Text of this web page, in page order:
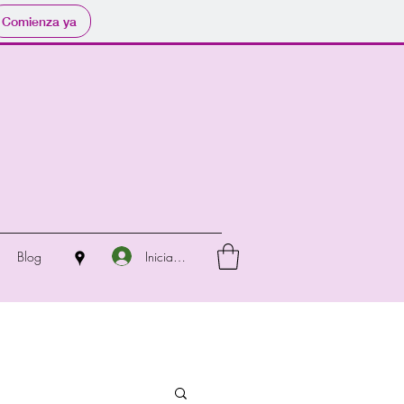
Comienza ya
Blog Iniciar sesión